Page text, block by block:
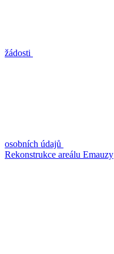
žádosti
osobních údajů
Rekonstrukce areálu Emauzy